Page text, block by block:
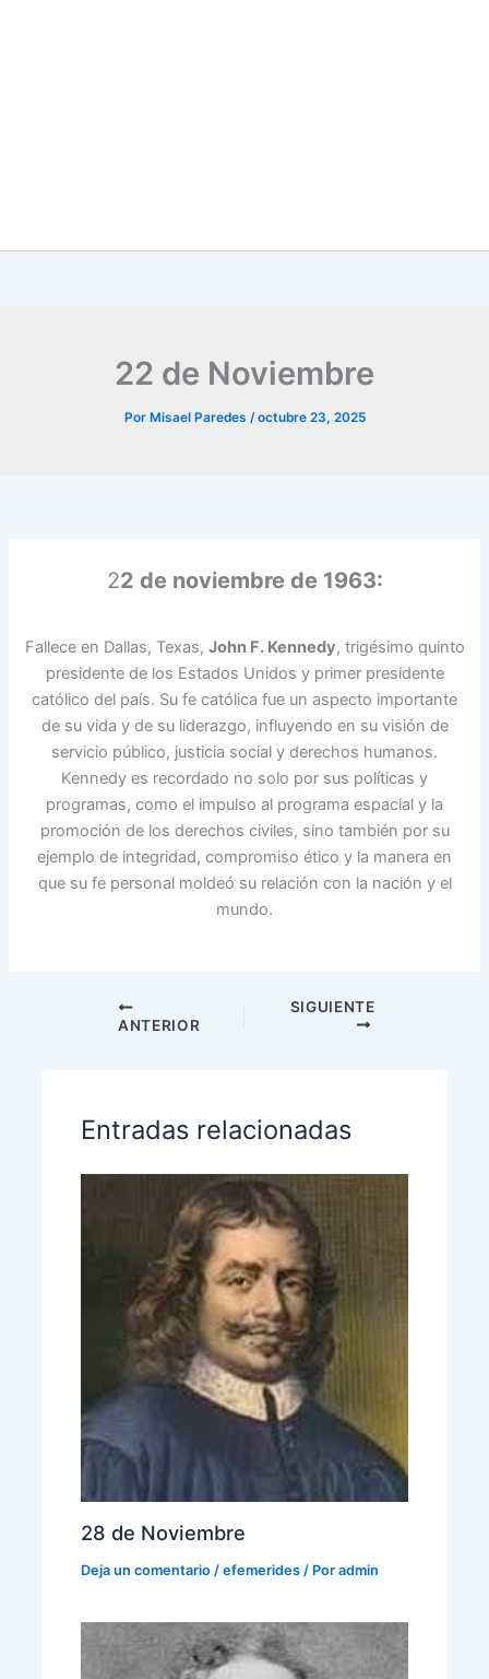
22 de Noviembre
Por Misael Paredes /octubre 23, 2025
22 de noviembre de 1963:
Fallece en Dallas, Texas, John F. Kennedy, trigésimo quinto
presidente de los Estados Unidos y primer presidente
católico del país. Su fe católica fue un aspecto importante
de su vida y de su liderazgo, influyendo en su visión de
servicio público, justicia social y derechos humanos.
Kennedy es recordado no solo por sus políticas y
programas, como el impulso al programa espacial y la
promoción de los derechos civiles, sino también por su
ejemplo de integridad, compromiso ético y la manera en
que su fe personal moldeó su relación con la nación y el
mundo.
ANTERIOR
SIGUIENTE
Entradas relacionadas
28 de Noviembre
Deja un comentario / efemerides / Por admin